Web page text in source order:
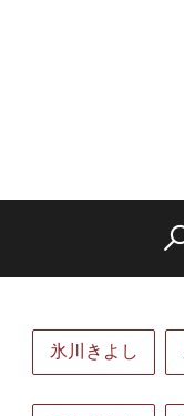
氷川きよし